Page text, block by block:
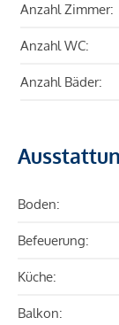
Anzahl Zimmer:
Anzahl WC:
Anzahl Bäder:
Boden:
Befeuerung:
Küche:
Balkon: